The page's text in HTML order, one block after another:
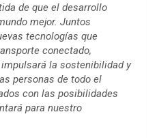
de que el desarrollo
mejor. Juntos
tecnologías que
conectado,
la sostenibilidad y
personas de todo el
con las posibilidades
para nuestro